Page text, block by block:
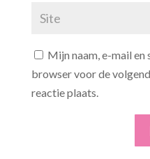
Mijn naam, e-mail en
browser voor de
reactie plaats.